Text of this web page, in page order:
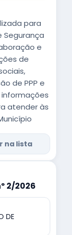
para
Segurança
e
de
de PPP e
informações
atender às
na lista
2/2026
DE